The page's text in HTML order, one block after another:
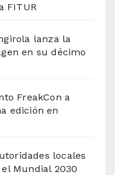
FITUR
lanza la
en su décimo
FreakCon a
edición en
locales
Mundial 2030